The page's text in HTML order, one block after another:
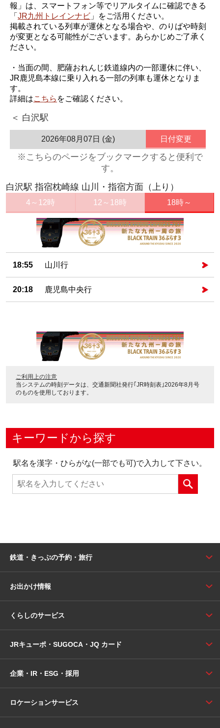
報」は、スマートフォン等でリアルタイムに確認できる
「JR九州トレインナビ 」をご活用ください。
掲載されている列車が運休となる場合や、のりばや時刻
が変更となる可能性がございます。あらかじめご了承く
ださい。
・当面の間、肥薩おれんじ鉄道線内の一部運休に伴い、
JR鹿児島本線に乗り入れる一部の列車も運休となりま
す。
詳細はこちら をご確認ください。
＜ 白沢駅
2026年08月07日 (金) 日付変更
※こちらのページをブックマークすると便利で
す。
白沢駅 指宿枕崎線 山川・指宿方面（上り）
4～12時 12～18時 18時～
18:55 山川行
20:18 鹿児島中央行
ご利用上の注意
当システムの時刻データは、 交通新聞社発行｢JR時刻表｣2026年8月号
のものを使用しております。
キーワードから探す
駅名を漢字・ひらがな(一部でも可)で入力して下さい。
鉄道・きっぷの予約・旅行
お出かけ情報
くらしのサービス
JRキューポ・SUGOCA・JQ カード
企業・IR・ESG・採用
ロケーションサービス